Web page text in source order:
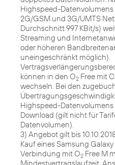
Highspeed-
2G/GSM und 3G/UMTS
Durchschnitt 997 KBit/s)
Streaming und
oder höheren
uneingeschränkt möglich).
können in den O2 Free mit
wechseln. Bei den
Highspeed-Datenvolumens
Download (gilt nicht für
Datenvolumen).
3) Angebot gilt bis
Kauf eines Samsung
Verbindung mit O2 Free M
Mindestvertragslaufzeit.